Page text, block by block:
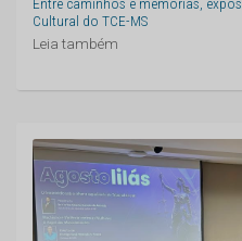
Cultural do TCE-MS
Leia também